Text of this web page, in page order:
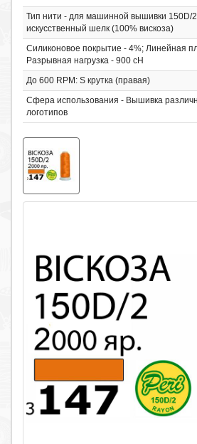
Тип нити - для машинной вышивки 150D/
искусственный шелк (100% вискоза)
Силиконовое покрытие - 4%; Линейная
Разрывная нагрузка - 900 сН
До 600 RPM: S крутка (правая)
Сфера использования - Вышивка
логотипов